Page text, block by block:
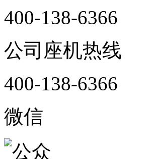
400-138-6366
公司座机热线
400-138-6366
微信